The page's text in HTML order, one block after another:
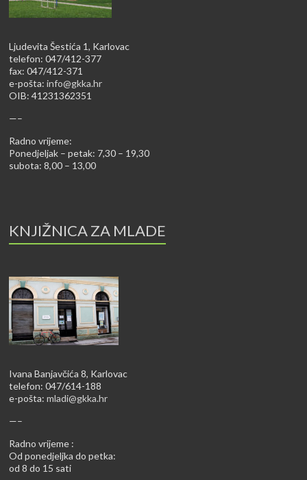
Ljudevita Šestića 1, Karlovac
telefon: 047/412-377
fax: 047/412-371
e-pošta:info@gkka.hr
OIB: 41231362351
—–
Radno vrijeme:
Ponedjeljak – petak: 7,30 – 19,30
subota: 8,00 – 13,00
KNJIŽNICA ZA MLADE
Ivana Banjavčića 8, Karlovac
telefon: 047/614-188
e-pošta:mladi@gkka.hr
—–
Radno vrijeme :
Od ponedjeljka do petka:
od 8 do 15 sati